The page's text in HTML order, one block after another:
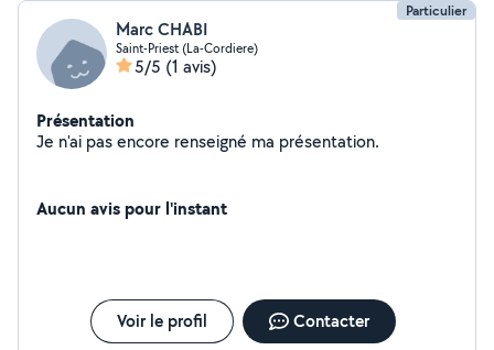
Particulier
Marc CHABI
Saint-Priest (La-Cordiere)
5/5 (1 avis)
Présentation
Je n'ai pas encore renseigné ma présentation.
Aucun avis pour l'instant
Voir le profil Contacter